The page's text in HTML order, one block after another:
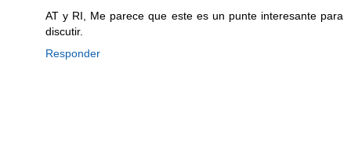
AT y RI, Me parece que este es un punte interesante para
discutir.
Responder